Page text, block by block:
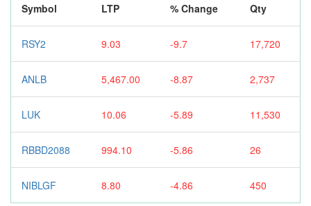
Symbol LTP % Change Qty
RSY2 9.03 -9.7 17,720
ANLB 5,467.00 -8.87 2,737
LUK 10.06 -5.89 11,530
RBBD2088 994.10 -5.86 26
NIBLGF 8.80 -4.86 450